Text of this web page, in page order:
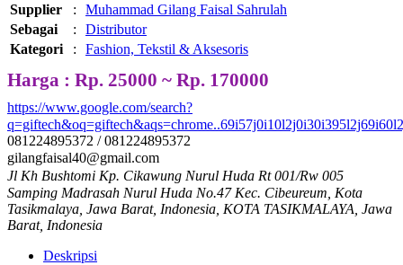
Supplier :
Muhammad Gilang Faisal Sahrulah
Sebagai
:
Distributor
Kategori
: Fashion, Tekstil & Aksesoris
Harga : Rp. 25000 ~ Rp. 170000
https://www.google.com/search?
081224895372 / 081224895372
gilangfaisal40@gmail.com
Jl Kh Bushtomi Kp. Cikawung Nurul Huda Rt 001/Rw 005
Samping Madrasah Nurul Huda No.47 Kec. Cibeureum, Kota
Tasikmalaya, Jawa Barat, Indonesia, KOTA TASIKMALAYA, Jawa
Barat, Indonesia
Deskripsi